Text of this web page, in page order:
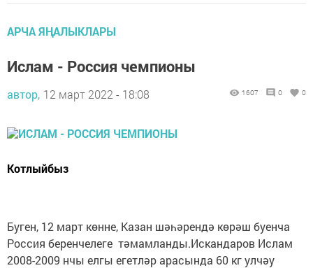
АРЧА ЯҢАЛЫКЛАРЫ
Ислам - Россия чемпионы
автор, 12 март 2022 - 18:08 1607 0 0
Котлыйбыз
Буген, 12 март көнне, Казан шәһәрендә көрәш буенча
Россия беренчелеге тәмамланды.Искандаров Ислам
2008-2009 нчы елгы егетләр арасында 60 кг улчәу